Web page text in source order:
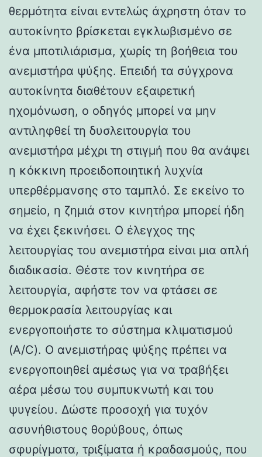
θερμότητα είναι εντελώς άχρηστη όταν το
αυτοκίνητο βρίσκεται εγκλωβισμένο σε
ένα μποτιλιάρισμα, χωρίς τη βοήθεια του
ανεμιστήρα ψύξης. Επειδή τα σύγχρονα
αυτοκίνητα διαθέτουν εξαιρετική
ηχομόνωση, ο οδηγός μπορεί να μην
αντιληφθεί τη δυσλειτουργία του
ανεμιστήρα μέχρι τη στιγμή που θα ανάψει
η κόκκινη προειδοποιητική λυχνία
υπερθέρμανσης στο ταμπλό. Σε εκείνο το
σημείο, η ζημιά στον κινητήρα μπορεί ήδη
να έχει ξεκινήσει. Ο έλεγχος της
λειτουργίας του ανεμιστήρα είναι μια απλή
διαδικασία. Θέστε τον κινητήρα σε
λειτουργία, αφήστε τον να φτάσει σε
θερμοκρασία λειτουργίας και
ενεργοποιήστε το σύστημα κλιματισμού
(A/C). Ο ανεμιστήρας ψύξης πρέπει να
ενεργοποιηθεί αμέσως για να τραβήξει
αέρα μέσω του συμπυκνωτή και του
ψυγείου. Δώστε προσοχή για τυχόν
ασυνήθιστους θορύβους, όπως
σφυρίγματα, τριξίματα ή κραδασμούς, που